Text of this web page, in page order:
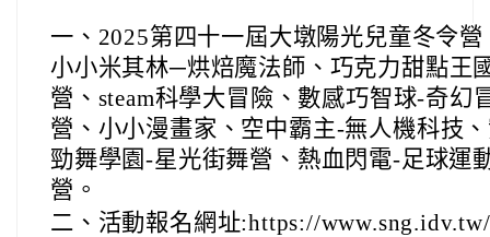
一、2025第四十一屆大墩陽光兒童冬令
小小米其林─烘焙魔法師、巧克力甜點王
營、steam科學大冒險、數感巧智球-奇幻
營、小小漫畫家、空中霸主-無人機科技
勁舞學園-星光街舞營、熱血閃電-足球運
營。
二、活動報名網址:https://